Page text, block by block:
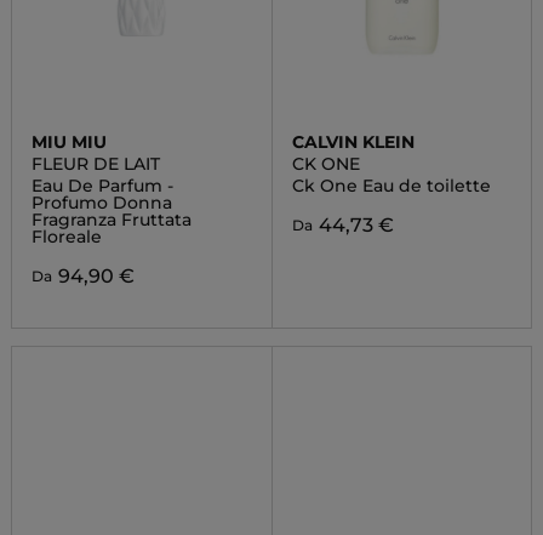
MIU MIU
FLEUR DE LAIT
Eau De Parfum -
Profumo Donna
Fragranza Fruttata
Floreale
Da 94,90 €
CALVIN KLEIN
CK ONE
Ck One Eau de toilette
Da 44,73 €